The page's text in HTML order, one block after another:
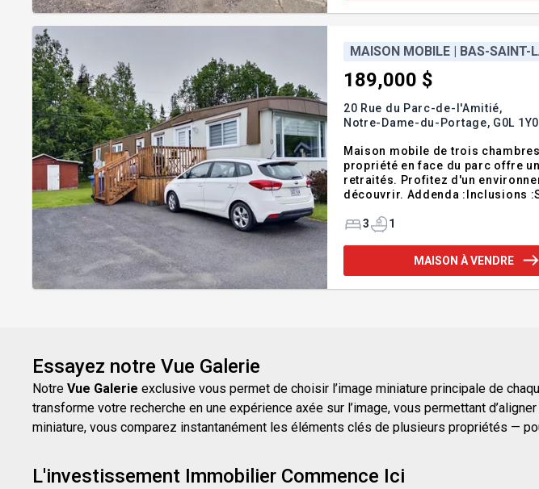
MAISON MOBILE | BAS-SAINT-
189,000 $
20 Rue du Parc-de-l'Amitié,
Notre-Dame-du-Portage, G0L 1Y0
Maison mobile de trois
propriété en face du parc offre
retraités. Profitez d'un
découvrir. Addenda :Inclusions
3
1
MAISON À VENDRE
Essayez notre Vue Galerie
Notre Vue Galerie exclusive vous permet de choisir l’image miniature principale de
transforme votre recherche en une expérience axée sur l’image, vous permettant
miniature, vous comparez instantanément les éléments clés de plusieurs propriétés —
L'investissement Immobilier Commence Ici